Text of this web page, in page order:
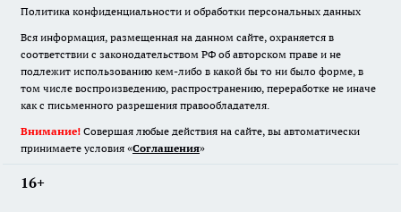
Политика конфиденциальности и обработки персональных данных
Вся информация, размещенная на данном сайте, охраняется в
соответствии с законодательством РФ об авторском праве и не
подлежит использованию кем-либо в какой бы то ни было форме, в
том числе воспроизведению, распространению, переработке не иначе
как с письменного разрешения правообладателя.
Внимание! Совершая любые действия на сайте, вы автоматически
принимаете условия «Cоглашения»
16+